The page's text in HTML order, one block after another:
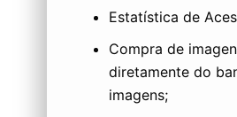
Estatística de
Compra de
diretamente do
imagens;